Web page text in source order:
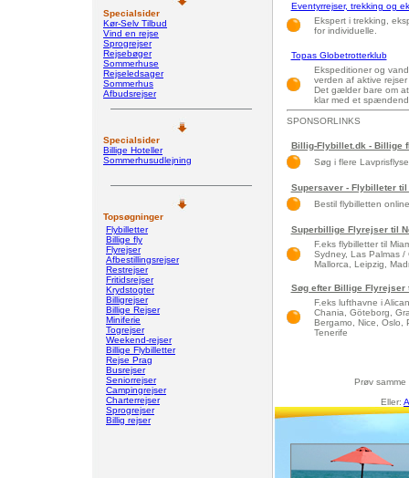
Specialsider
Kør-Selv Tilbud
Vind en rejse
Sprogrejser
Rejsebøger
Sommerhuse
Rejseledsager
Sommerhus
Afbudsrejser
Specialsider
Billige Hoteller
Sommerhusudlejning
Topsøgninger
Flybilletter
Billige fly
Flyrejser
Afbestillingsrejser
Restrejser
Fritidsrejser
Krydstogter
Billigrejser
Billige Rejser
Miniferie
Togrejser
Weekend-rejser
Billige Flybilletter
Rejse Prag
Busrejser
Seniorrejser
Campingrejser
Charterrejser
Sprogrejser
Billig rejser
Eventyrrejser, trekking og
Ekspert i trekking,
for individuelle.
Topas Globetrotterklub
Ekspeditioner og
verden af aktive
Det gælder bare om
klar med et
SPONSORLINKS
Billig-Flybillet.dk - Billige
Søg i flere
Supersaver - Flybilleter
Bestil flybilletten
Superbillige Flyrejser til
F.eks flybilletter til
Sydney, Las Palmas /
Mallorca, Leipzig,
Søg efter Billige Flyrejser
F.eks lufthavne i
Chania, Göteborg,
Bergamo, Nice, Oslo,
Tenerife
Prøv
Eller: